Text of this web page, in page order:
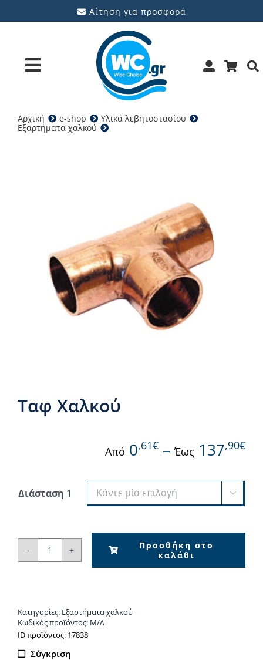
στο
Αίτηση για προσφορά
Toggle
Navigation
Προϊόντα
Νέα & άρθρα
Επικοινωνία
Αρχική e-shop
Υλικά λεβητοστασίου
Εξαρτήματα χαλκού
Ταφ Χαλκού
Από 0,61€ –Έως 137,90€
Διάσταση 1 
Ταφ
Προσθήκη στο
καλάθι
Κατηγορίες: Εξαρτήματα χαλκού
Κωδικός προϊόντος: Μ/Δ
ΙD προϊόντος: 17838
Σύγκριση